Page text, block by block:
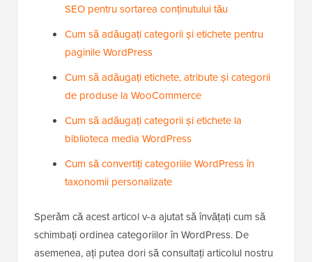
SEO pentru sortarea conținutului tău
Cum să adăugați categorii și etichete pentru
paginile WordPress
Cum să adăugați etichete, atribute și categorii
de produse la WooCommerce
Cum să adăugați categorii și etichete la
biblioteca media WordPress
Cum să convertiți categoriile WordPress în
taxonomii personalizate
Sperăm că acest articol v-a ajutat să învățați cum să
schimbați ordinea categoriilor în WordPress. De
asemenea, ați putea dori să consultați articolul nostru